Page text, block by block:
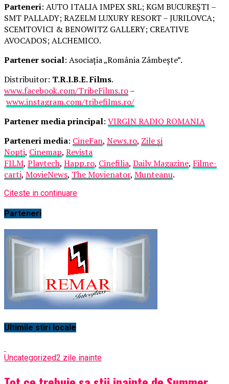
Parteneri: AUTO ITALIA IMPEX SRL; KGM BUCUREȘTI –
SMT PALLADY; RAZELM LUXURY RESORT – JURILOVCA;
SCEMTOVICI & BENOWITZ GALLERY; CREATIVE
AVOCADOS; ALCHEMICO.
Partener social: Asociația „România Zâmbește”.
Distribuitor: T.R.I.B.E. Films.
www.facebook.com/TribeFilms.ro–
www.instagram.com/tribefilms.ro/
Partener media principal: VIRGIN RADIO ROMANIA
Parteneri media: CineFan, News.ro, Zile și
Nopți, Cinemap, Revista
FILM, Playtech, Happ.ro, Cinefilia, Daily Magazine, Filme-
carti, MovieNews, The Movienator, Munteanu.
Citeste in continuare
Parteneri
Ultimile stiri locale
Uncategorized2 zile inainte